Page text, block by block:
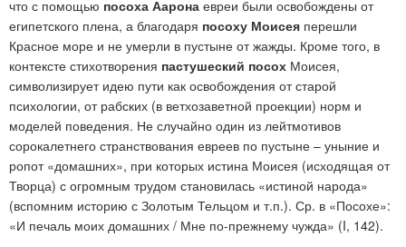
что с помощью посоха Аарона евреи были освобождены от
египетского плена, а благодаря посоху Моисея перешли
Красное море и не умерли в пустыне от жажды. Кроме того, в
контексте стихотворения пастушеский посох Моисея,
символизирует идею пути как освобождения от старой
психологии, от рабских (в ветхозаветной проекции) норм и
моделей поведения. Не случайно один из лейтмотивов
сорокалетнего странствования евреев по пустыне – уныние и
ропот «домашних», при которых истина Моисея (исходящая от
Творца) с огромным трудом становилась «истиной народа»
(вспомним историю с Золотым Тельцом и т.п.). Ср. в «Посохе»:
«И печаль моих домашних / Мне по-прежнему чужда» (I, 142).